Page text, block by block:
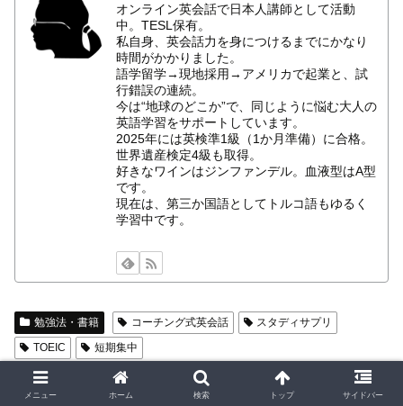
オンライン英会話で日本人講師として活動
中。TESL保有。
私自身、英会話力を身につけるまでにかなり
時間がかかりました。
語学留学→現地採用→アメリカで起業と、試
行錯誤の連続。
今は“地球のどこか”で、同じように悩む大人の
英語学習をサポートしています。
2025年には英検準1級（1か月準備）に合格。
世界遺産検定4級も取得。
好きなワインはジンファンデル。血液型はA型
です。
現在は、第三か国語としてトルコ語もゆるく
学習中です。
勉強法・書籍 コーチング式英会話
スタディサプリ
TOEIC
短期集中
とりしまをフォローする
メニュー ホーム 検索 トップ サイドバー